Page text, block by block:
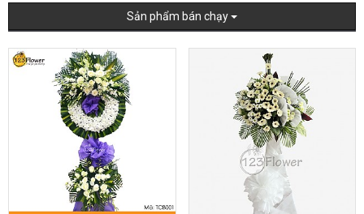
Sản phẩm bán chạy